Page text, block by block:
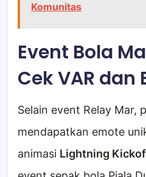
Komunitas
Event Bola
Cek VAR dan
Selain event Relay Mar,
mendapatkan emote
animasi Lightning